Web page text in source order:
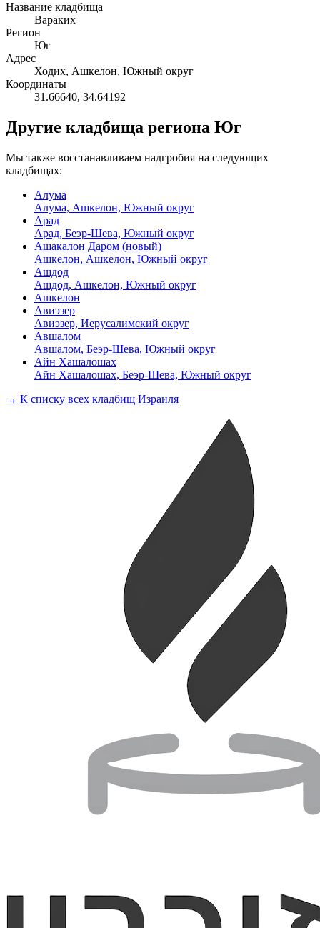
Название кладбища
Вараких
Регион
Юг
Адрес
Ходих, Ашкелон, Южный округ
Координаты
31.66640, 34.64192
Другие кладбища региона Юг
Мы также восстанавливаем надгробия на следующих
кладбищах:
Алума
Алума, Ашкелон, Южный округ
Арад
Арад, Беэр-Шева, Южный округ
Ашакалон Даром (новый)
Ашкелон, Ашкелон, Южный округ
Ашдод
Ашдод, Ашкелон, Южный округ
Ашкелон
Авиэзер
Авиэзер, Иерусалимский округ
Авшалом
Авшалом, Беэр-Шева, Южный округ
Айн Хашалошах
Айн Хашалошах, Беэр-Шева, Южный округ
→ К списку всех кладбищ Израиля